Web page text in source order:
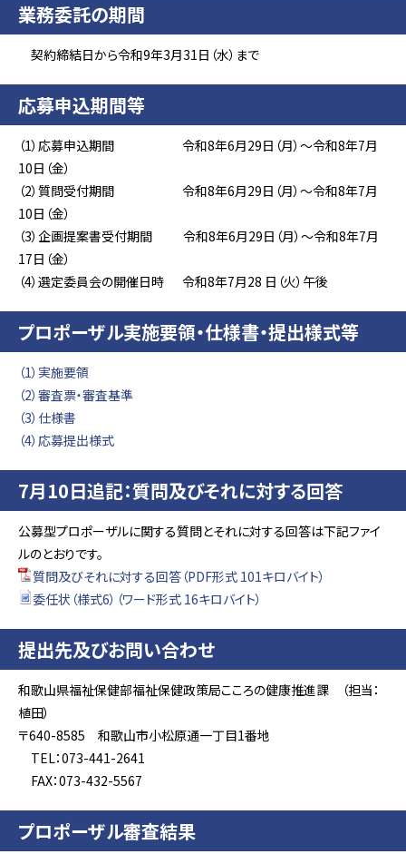
業務委託の期間
契約締結日から令和9年3月31日（水）まで
応募申込期間等
（1）応募申込期間 令和8年6月29日（月）～令和8年7月
10日（金）
（2）質問受付期間 令和8年6月29日（月）～令和8年7月
10日（金）
（3）企画提案書受付期間 令和8年6月29日（月）～令和8年7月
17日（金）
（4）選定委員会の開催日時 令和8年7月28 日（火）午後
プロポーザル実施要領・仕様書・提出様式等
（1）実施要領
（2）審査票・審査基準
（3）仕様書
（4）応募提出様式
7月10日追記：質問及びそれに対する回答
公募型プロポーザルに関する質問とそれに対する回答は下記ファイ
ルのとおりです。
質問及びそれに対する回答（PDF形式 101キロバイト）
委任状（様式6）（ワード形式 16キロバイト）
提出先及びお問い合わせ
和歌山県福祉保健部福祉保健政策局こころの健康推進課 （担当：
植田）
〒640-8585 和歌山市小松原通一丁目1番地
TEL：073-441-2641
FAX：073-432-5567
プロポーザル審査結果